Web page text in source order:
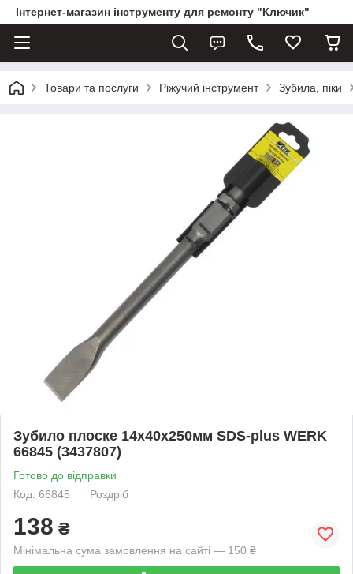
Інтернет-магазин інструменту для ремонту "Ключик"
Товари та послуги Ріжучий інструмент Зубила, піки
Зубило плоске 14х40х250мм SDS-plus WERK
66845 (3437807)
Готово до відправки
Код: 66845
Роздріб
138 ₴
Мінімальна сума замовлення на сайті — 150 ₴